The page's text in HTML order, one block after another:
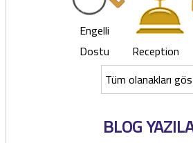
Engelli
Dostu
Reception
Tüm olanakları
BLOG